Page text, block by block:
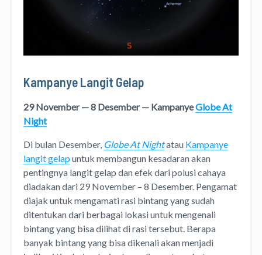
Kampanye Langit Gelap
29 November — 8 Desember — KampanyeGlobe At
Night
Di bulan Desember, Globe At Nightatau Kampanye
langit gelapuntuk membangun kesadaran akan
pentingnya langit gelap dan efek dari polusi cahaya
diadakan dari 29 November – 8 Desember. Pengamat
diajak untuk mengamati rasi bintang yang sudah
ditentukan dari berbagai lokasi untuk mengenali
bintang yang bisa dilihat di rasi tersebut. Berapa
banyak bintang yang bisa dikenali akan menjadi